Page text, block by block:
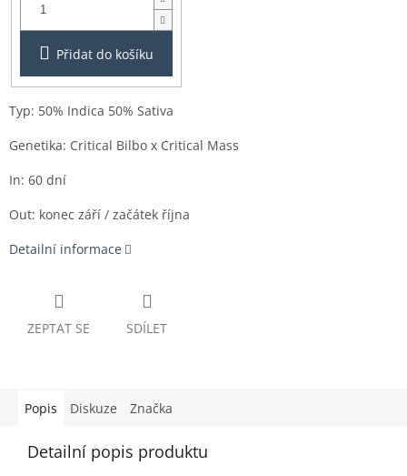
Přidat do košíku
Typ: 50% Indica 50% Sativa
Genetika: Critical Bilbo x Critical Mass
In: 60 dní
Out: konec září / začátek října
Detailní informace
ZEPTAT SE SDÍLET
Popis Diskuze Značka
Detailní popis produktu